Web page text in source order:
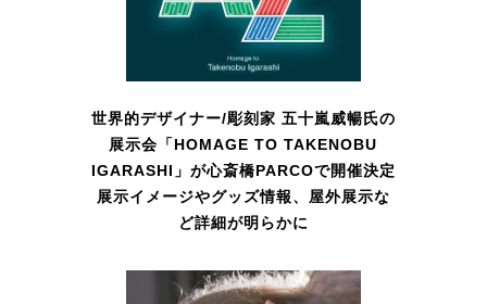
世界的デザイナー/彫刻家 五十嵐威暢氏の
展示会「HOMAGE TO TAKENOBU
IGARASHI」が心斎橋PARCOで開催決定
展示イメージやグッズ情報、屋外展示な
ど詳細が明らかに